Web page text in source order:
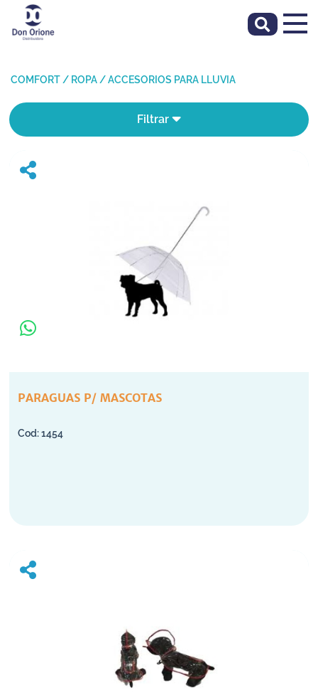
COMFORT / ROPA /ACCESORIOS PARA LLUVIA
Filtrar
PARAGUAS P/ MASCOTAS
1454